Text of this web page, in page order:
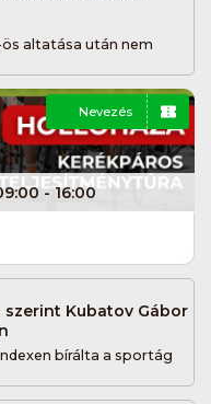
altatása után nem
Nevezés
- 16:00
szerint Kubatov Gábor
bírálta a sportág